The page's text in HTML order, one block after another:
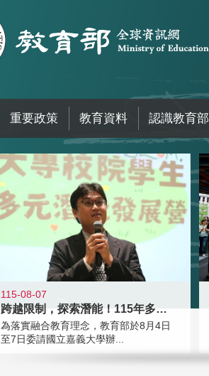
重要政策 教育資料 認識教育部
115-08-07
跨越限制，探索潛能！115年多元潛
為落實融合教育理念，教育部於8月4日
至7日委請國立嘉義大學辦...